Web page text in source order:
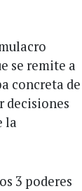
se remite a
concreta de
decisiones
la
3 poderes